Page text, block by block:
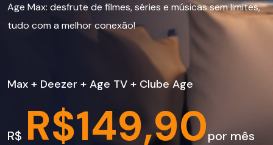
Age Max: desfrute de filmes, séries e músicas sem limites,
tudo com a melhor conexão!
Max + Deezer + Age TV + Clube Age
R$ R$149,90por mês